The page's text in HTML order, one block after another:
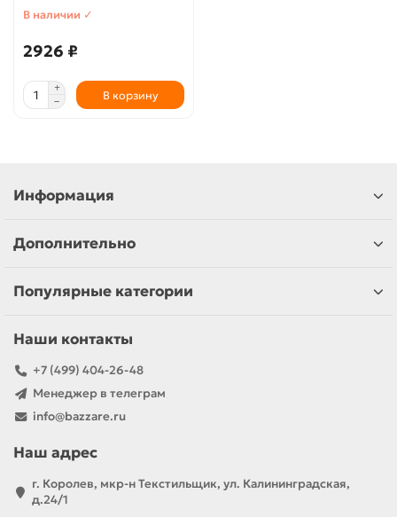
В наличии ✓
2926 ₽
В корзину
Информация
Дополнительно
Популярные категории
Наши контакты
+7 (499) 404-26-48
Менеджер в телеграм
info@bazzare.ru
Наш адрес
г. Королев, мкр-н Текстильщик, ул. Калининградская,
д.24/1